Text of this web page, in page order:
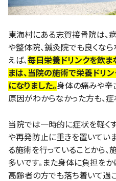
東海村にある志賀接骨院は、
や整体院、鍼灸院でも良くな
えば、毎日栄養ドリンクを飲
まは、当院の施術で栄養ドリ
になりました。身体の痛みや辛
原因がわからなかった方も、
当院では一時的に症状を軽く
や再発防止に重きを置いてい
る施術を行っていることから
多いです。また身体に負担を
高齢者の方でも落ち着いて過